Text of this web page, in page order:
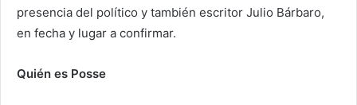
presencia del político y también escritor Julio Bárbaro,
en fecha y lugar a confirmar.
Quién es Posse